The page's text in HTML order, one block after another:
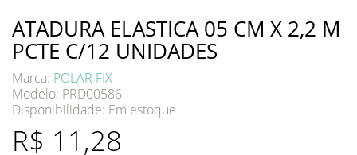
ATADURA ELASTICA 05 CM X 2,2 M
PCTE C/12 UNIDADES
Marca: POLAR FIX
Modelo: PRD00586
Disponibilidade: Em estoque
R$ 11,28